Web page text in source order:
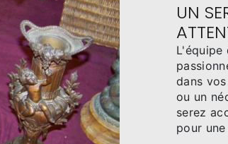
UN
L'équipe
dans
ou un
serez
pour